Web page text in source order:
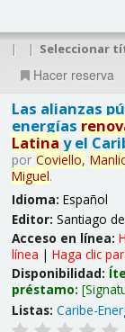
| | Seleccionar
Hacer reserva
Las alianzas
energías
Latina y el
por Coviello,
Miguel.
Idioma: Español
Editor: Santiago
Acceso en línea:
línea | Haga clic
Disponibilidad:
préstamo:
Listas: Caribe-